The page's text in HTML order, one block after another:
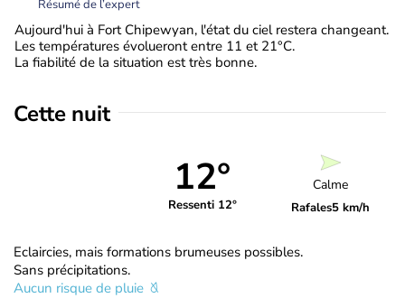
Résumé de l’expert
Aujourd'hui à Fort Chipewyan, l'état du ciel restera changeant.
Les températures évolueront entre 11 et 21°C.
La fiabilité de la situation est très bonne.
Cette nuit
12°
Ressenti 12°
Calme
Rafales5 km/h
Eclaircies, mais formations brumeuses possibles.
Sans précipitations.
Aucun risque de pluie